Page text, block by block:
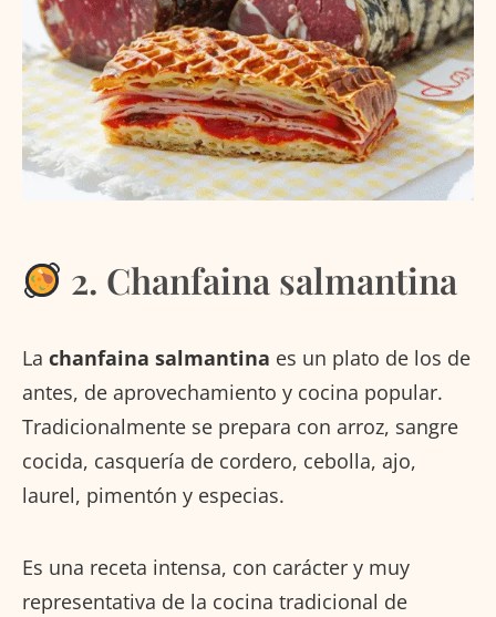
2. Chanfaina salmantina
La chanfaina salmantina es un plato de los de
antes, de aprovechamiento y cocina popular.
Tradicionalmente se prepara con arroz, sangre
cocida, casquería de cordero, cebolla, ajo,
laurel, pimentón y especias.
Es una receta intensa, con carácter y muy
representativa de la cocina tradicional de